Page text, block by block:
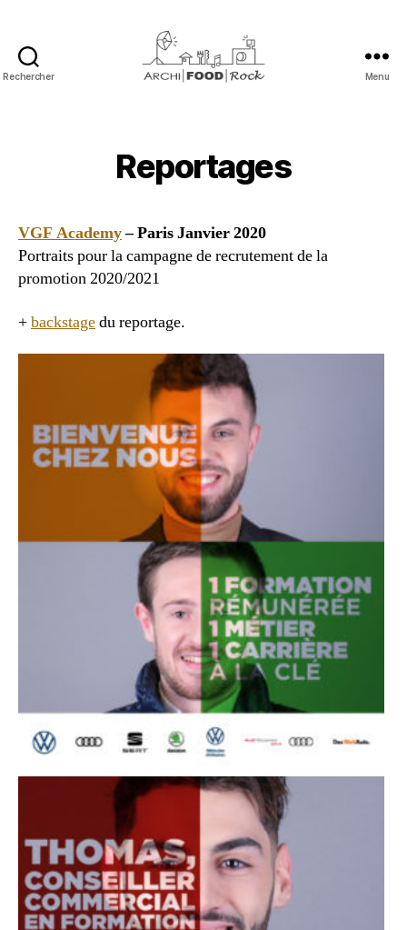
Rechercher
Rock
Menu
Reportages
VGF Academy– Paris Janvier 2020
Portraits pour la campagne de recrutement de la
promotion 2020/2021
+backstagedu reportage.